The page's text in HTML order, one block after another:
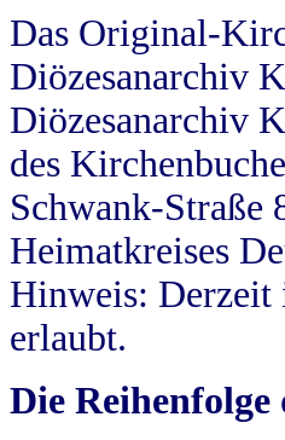
Das Original-
Diözesanarchiv
Diözesanarchiv
des
Schwank-Straße
Heimatkreises
Hinweis: Derzeit
erlaubt.
Die